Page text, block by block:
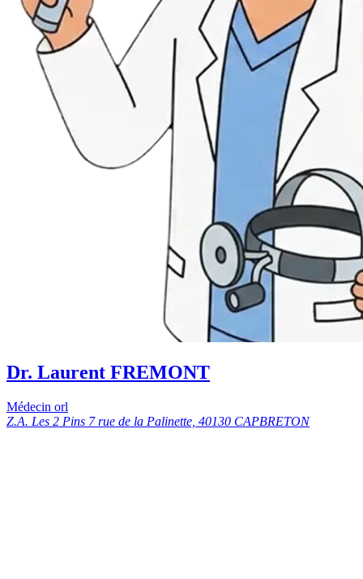
Dr. Laurent FREMONT
Médecin orl
Z.A. Les 2 Pins 7 rue de la Palinette, 40130 CAPBRETON